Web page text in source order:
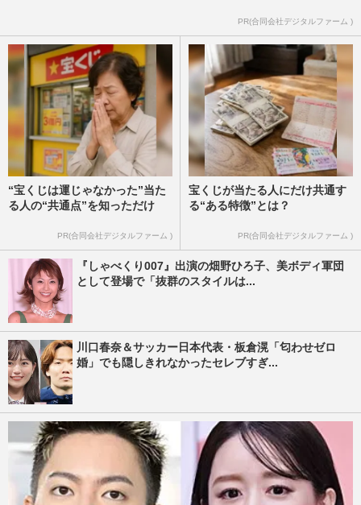
PR(合同会社デジタルファーム )
“宝くじは運じゃなかった”当た
る人の“共通点”を知っただけ
PR(合同会社デジタルファーム )
宝くじが当たる人にだけ共通す
る“ある特徴”とは？
PR(合同会社デジタルファーム )
『しゃべくり007』出演の畑野ひろ子、美ボディ軍団
として登場で「抜群のスタイルは...
川口春奈＆サッカー日本代表・板倉滉「匂わせゼロ
婚」でも隠しきれなかったセレブすぎ...